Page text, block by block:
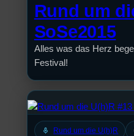
Rund um
SoSe2015
Alles was das Herz
Festival!
mic Rund um die U(h)R